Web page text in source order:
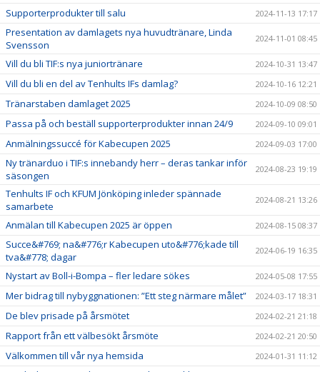
Supporterprodukter till salu 2024-11-13 17:17
Presentation av damlagets nya huvudtränare, Linda
Svensson
2024-11-01 08:45
Vill du bli TIF:s nya juniortränare 2024-10-31 13:47
Vill du bli en del av Tenhults IFs damlag? 2024-10-16 12:21
Tränarstaben damlaget 2025 2024-10-09 08:50
Passa på och beställ supporterprodukter innan 24/9 2024-09-10 09:01
Anmälningssuccé för Kabecupen 2025 2024-09-03 17:00
Ny tränarduo i TIF:s innebandy herr – deras tankar inför
säsongen
2024-08-23 19:19
Tenhults IF och KFUM Jönköping inleder spännade
samarbete
2024-08-21 13:26
Anmälan till Kabecupen 2025 är öppen 2024-08-15 08:37
Succe&#769; na&#776;r Kabecupen uto&#776;kade till
tva&#778; dagar
2024-06-19 16:35
Nystart av Boll-i-Bompa – fler ledare sökes 2024-05-08 17:55
Mer bidrag till nybyggnationen: ”Ett steg närmare målet” 2024-03-17 18:31
De blev prisade på årsmötet 2024-02-21 21:18
Rapport från ett välbesökt årsmöte 2024-02-21 20:50
Välkommen till vår nya hemsida 2024-01-31 11:12